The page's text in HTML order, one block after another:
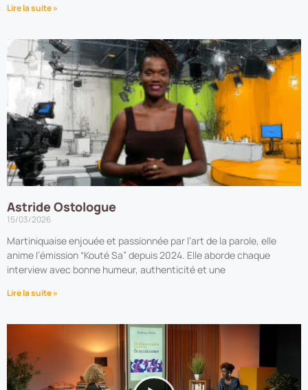
Lire la suite »
Astride Ostologue
15/03/2026
Martiniquaise enjouée et passionnée par l’art de la parole, elle
anime l’émission “Kouté Sa” depuis 2024. Elle aborde chaque
interview avec bonne humeur, authenticité et une
Lire la suite »